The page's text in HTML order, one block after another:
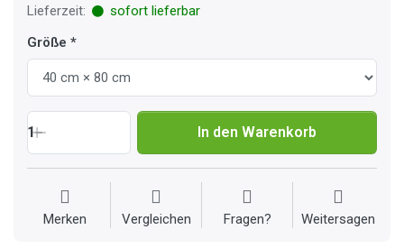
Lieferzeit:
sofort lieferbar
Größe
1 In den Warenkorb
Merken Vergleichen Fragen? Weitersagen